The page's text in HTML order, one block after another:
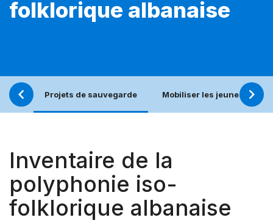
folklorique albanaise
Projets de sauvegarde Mobiliser les jeunes pour
Inventaire de la
polyphonie iso-
folklorique albanaise